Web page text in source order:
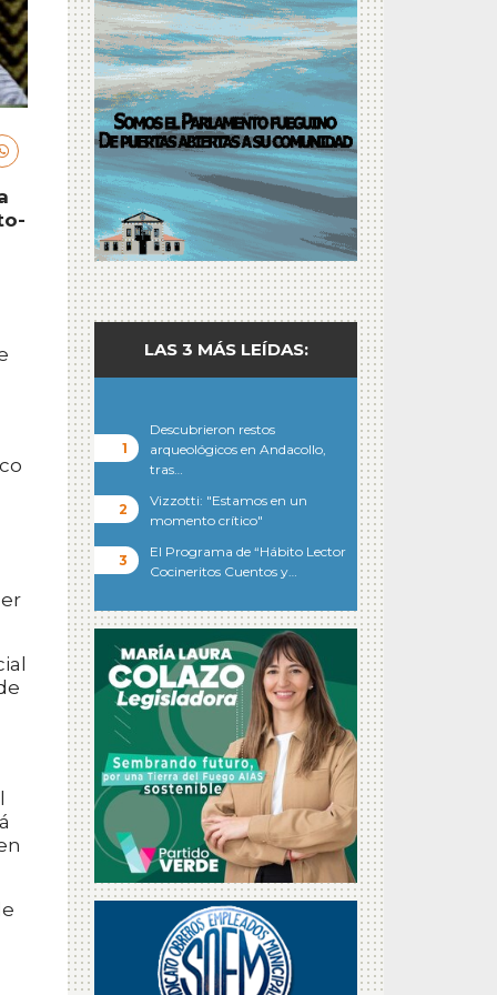
LAS 3 MÁS LEÍDAS:
Descubrieron restos
arqueológicos en Andacollo,
tras…
Vizzotti: "Estamos en un
momento crítico"
El Programa de “Hábito Lector
Cocineritos Cuentos y…